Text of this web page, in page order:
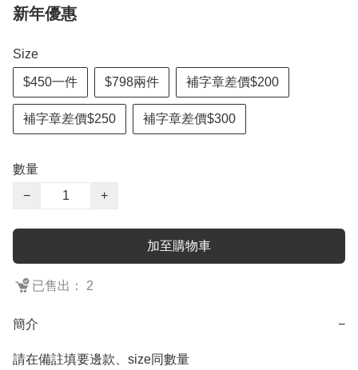
新年優惠
Size
$450一件 $798兩件 補字章差價$200
補字章差價$250 補字章差價$300
數量
−
+
加至購物車
已售出： 2
簡介 −
請在備註填要邊款、size同數量